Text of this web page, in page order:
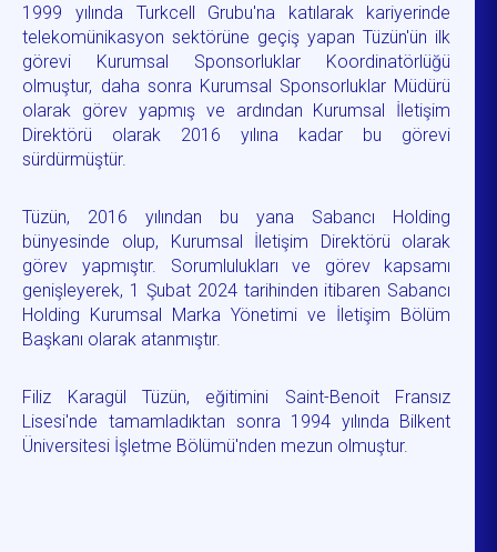
1999 yılında Turkcell Grubu'na katılarak kariyerinde
telekomünikasyon sektörüne geçiş yapan Tüzün'ün ilk
görevi Kurumsal Sponsorluklar Koordinatörlüğü
olmuştur, daha sonra Kurumsal Sponsorluklar Müdürü
olarak görev yapmış ve ardından Kurumsal İletişim
Direktörü olarak 2016 yılına kadar bu görevi
sürdürmüştür.
Tüzün, 2016 yılından bu yana Sabancı Holding
bünyesinde olup, Kurumsal İletişim Direktörü olarak
görev yapmıştır. Sorumlulukları ve görev kapsamı
genişleyerek, 1 Şubat 2024 tarihinden itibaren Sabancı
Holding Kurumsal Marka Yönetimi ve İletişim Bölüm
Başkanı olarak atanmıştır.
Filiz Karagül Tüzün, eğitimini Saint-Benoit Fransız
Lisesi'nde tamamladıktan sonra 1994 yılında Bilkent
Üniversitesi İşletme Bölümü'nden mezun olmuştur.